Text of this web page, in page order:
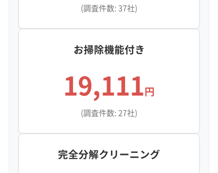
(調査件数: 37社)
お掃除機能付き
19,111円
(調査件数: 27社)
完全分解クリーニング